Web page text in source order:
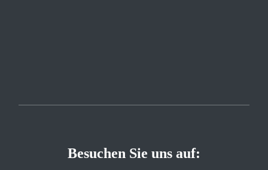
Besuchen Sie uns auf: